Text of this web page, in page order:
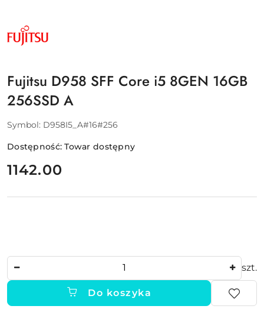
PRODUCENTA:
FUJITSU
Fujitsu D958 SFF Core i5 8GEN 16GB
256SSD A
Symbol: D958I5_A#16#256
Dostępność:Towar dostępny
cena:
1142.00
szt.
Do koszyka